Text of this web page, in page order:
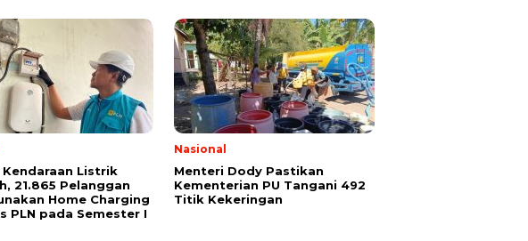
Listrik
21.865 Pelanggan
Home Charging
PLN pada Semester I
Nasional
Menteri Dody Pastikan
Kementerian PU Tangani 492
Titik Kekeringan